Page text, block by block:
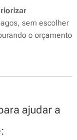
sem escolher
o orçamento
ajudar a